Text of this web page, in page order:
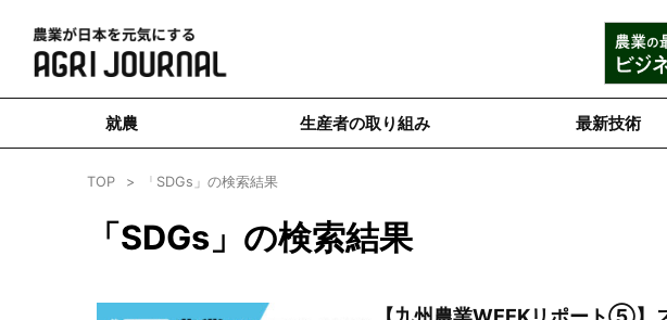
就農 生産者の取り組み 最新技術
TOP 「SDGs」の検索結果
「SDGs」の検索結果